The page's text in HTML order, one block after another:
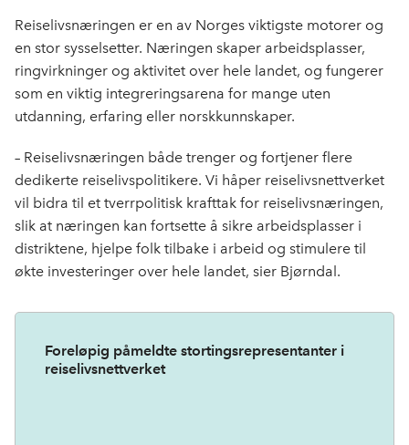
Reiselivsnæringen er en av Norges viktigste motorer og
en stor sysselsetter. Næringen skaper arbeidsplasser,
ringvirkninger og aktivitet over hele landet, og fungerer
som en viktig integreringsarena for mange uten
utdanning, erfaring eller norskkunnskaper.
– Reiselivsnæringen både trenger og fortjener flere
dedikerte reiselivspolitikere. Vi håper reiselivsnettverket
vil bidra til et tverrpolitisk krafttak for reiselivsnæringen,
slik at næringen kan fortsette å sikre arbeidsplasser i
distriktene, hjelpe folk tilbake i arbeid og stimulere til
økte investeringer over hele landet, sier Bjørndal.
Foreløpig påmeldte stortingsrepresentanter i
reiselivsnettverket